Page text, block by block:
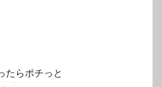
たらポチっと